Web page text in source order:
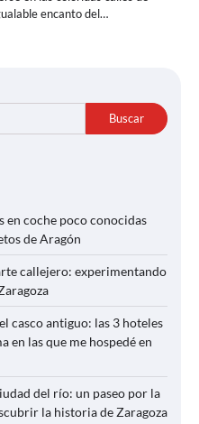
encanto del…
Buscar
en coche poco conocidas
de Aragón
callejero: experimentando
casco antiguo: las 3 hoteles
en las que me hospedé en
del río: un paseo por la
la historia de Zaragoza